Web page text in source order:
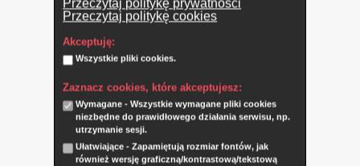
Przeczytaj politykę prywatności
Przeczytaj politykę cookies
Akceptuję:
Wszystkie pliki cookies.
Zaznacz cookies, które akceptujesz:
Wymagane - Wszystkie wymagane pliki cookies
niezbędne do prawidłowego działania serwisu, np.
utrzymanie sesji.
Ułatwiające - Zapamiętują rozmiar fontów, jak
również wersję graficzną/kontrastową/tekstową